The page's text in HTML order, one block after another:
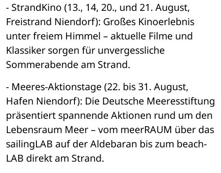
- StrandKino (13., 14, 20., und 21. August,
Freistrand Niendorf): Großes Kinoerlebnis
unter freiem Himmel – aktuelle Filme und
Klassiker sorgen für unvergessliche
Sommerabende am Strand.
- Meeres-Aktionstage (22. bis 31. August,
Hafen Niendorf): Die Deutsche Meeresstiftung
präsentiert spannende Aktionen rund um den
Lebensraum Meer – vom meerRAUM über das
sailingLAB auf der Aldebaran bis zum beach-
LAB direkt am Strand.